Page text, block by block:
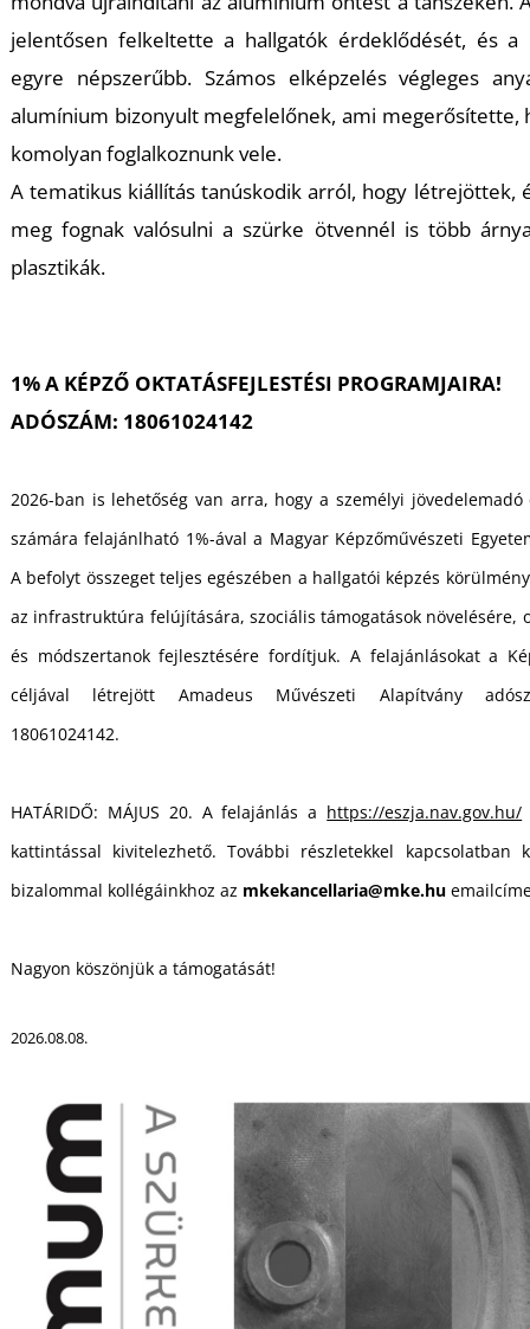
jelentősen felkeltette a hallgatók érdeklődését, és
egyre népszerűbb. Számos elképzelés végleges
alumínium bizonyult megfelelőnek, ami megerősítette,
komolyan foglalkoznunk vele.
A tematikus kiállítás tanúskodik arról, hogy létrejöttek,
meg fognak valósulni a szürke ötvennél is több
plasztikák.
1% A KÉPZŐ OKTATÁSFEJLESTÉSI PROGRAMJAIRA!
ADÓSZÁM: 18061024142
2026-ban is lehetőség van arra, hogy a személyi jövedelemadó
számára felajánlható 1%-ával a Magyar Képzőművészeti
A befolyt összeget teljes egészében a hallgatói képzés
az infrastruktúra felújítására, szociális támogatások növelésére,
és módszertanok fejlesztésére fordítjuk. A felajánlásokat a
céljával létrejött Amadeus Művészeti Alapítvány
18061024142.
HATÁRIDŐ: MÁJUS 20. A felajánlás a https://eszja.nav.gov.hu/
kattintással kivitelezhető. További részletekkel kapcsolatban
bizalommal kollégáinkhoz az mkekancellaria@mke.hu
Nagyon köszönjük a támogatását!
2026.08.08.